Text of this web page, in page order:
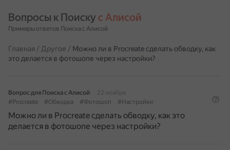
Вопросы к Поиску с Алисой
Примеры ответов Поиска с Алисой
Главная / Другое / Можно ли в Procreate сделать обводку, как
это делается в фотошопе через настройки?
Вопрос для Поиска с Алисой
22 ноября
#Procreate
#Обводка #Фотошоп #Настройки
Можно ли в Procreate сделать обводку, как это
делается в фотошопе через настройки?